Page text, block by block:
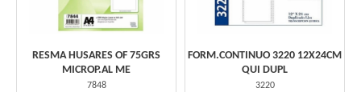
RESMA HUSARES OF 75GRS
MICROP.AL ME
7848
FORM.CONTINUO 3220 12X24CM
QUI DUPL
3220